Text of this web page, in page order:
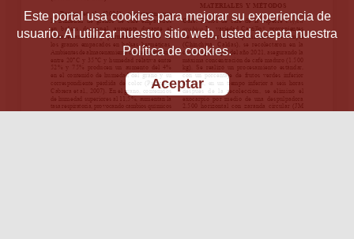
Este portal usa cookies para mejorar su experiencia de
usuario. Al utilizar nuestro sitio web, usted acepta nuestra
Política de cookies.
Aceptar